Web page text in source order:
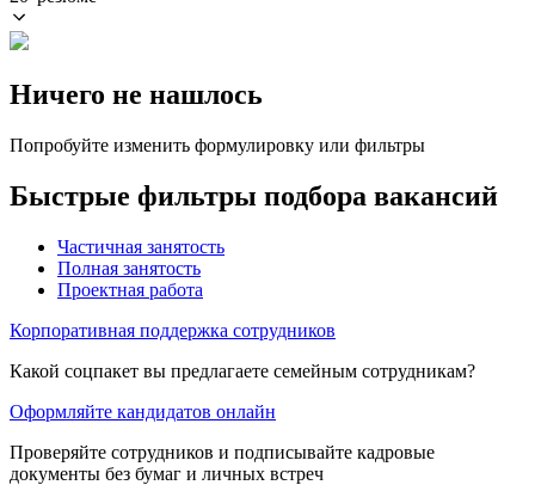
Ничего не нашлось
Попробуйте изменить формулировку или фильтры
Быстрые фильтры подбора вакансий
Частичная занятость
Полная занятость
Проектная работа
Корпоративная поддержка сотрудников
Какой соцпакет вы предлагаете семейным сотрудникам?
Оформляйте кандидатов онлайн
Проверяйте сотрудников и подписывайте кадровые
документы без бумаг и личных встреч